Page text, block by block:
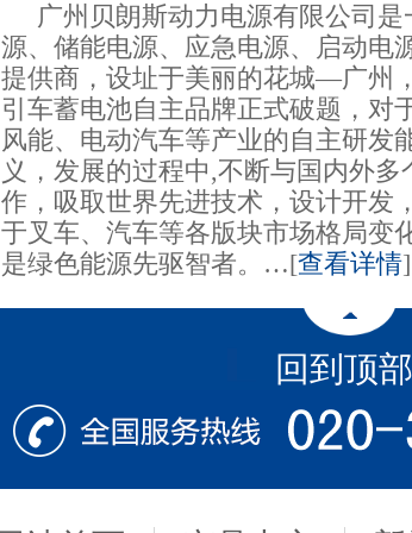
广州贝朗斯动力电源有限公司是
源、储能电源、应急电源、启动电
提供商，设址于美丽的花城—广州
引车蓄电池自主品牌正式破题，对
风能、电动汽车等产业的自主研发
义，发展的过程中,不断与国内外
作，吸取世界先进技术，设计开发
于叉车、汽车等各版块市场格局变
是绿色能源先驱智者。…[查看详情]
回到顶部